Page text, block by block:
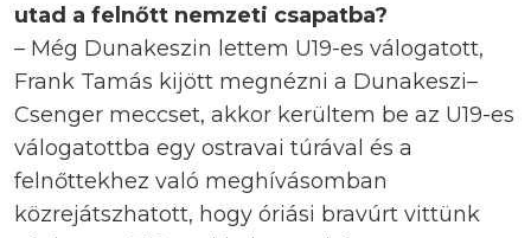
utad a felnőtt nemzeti csapatba?
– Még Dunakeszin lettem U19-es válogatott,
Frank Tamás kijött megnézni a Dunakeszi–
Csenger meccset, akkor kerültem be az U19-es
válogatottba egy ostravai túrával és a
felnőttekhez való meghívásomban
közrejátszhatott, hogy óriási bravúrt vittünk